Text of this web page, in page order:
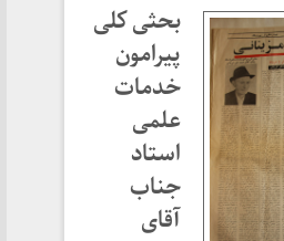
بحثی کلی
پیرامون
خدمات
علمی
استاد
جناب
آقای